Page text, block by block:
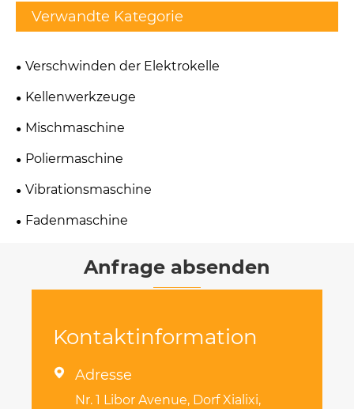
Verwandte Kategorie
Verschwinden der Elektrokelle
Kellenwerkzeuge
Mischmaschine
Poliermaschine
Vibrationsmaschine
Fadenmaschine
Anfrage absenden
Kontaktinformation
 Adresse
Nr. 1 Libor Avenue, Dorf Xialixi,